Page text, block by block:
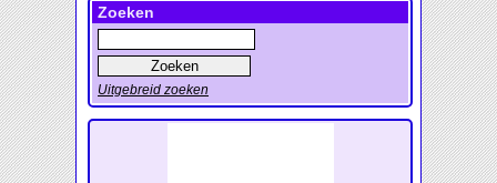
Zoeken
Uitgebreid zoeken